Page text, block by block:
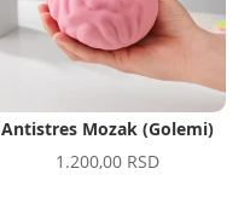
Antistres Mozak (Golemi)
1.200,00 RSD